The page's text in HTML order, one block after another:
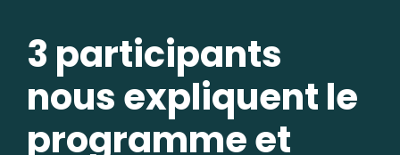
3 participants
nous expliquent le
programme et